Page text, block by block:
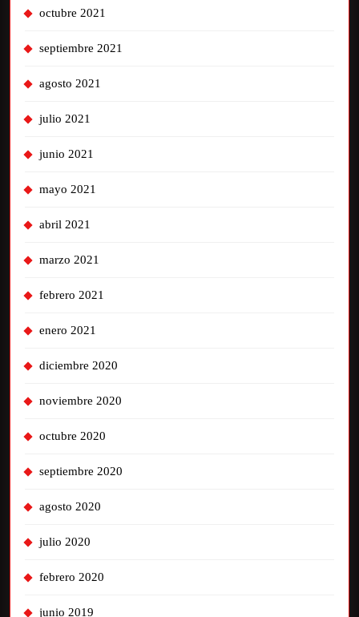
octubre 2021
septiembre 2021
agosto 2021
julio 2021
junio 2021
mayo 2021
abril 2021
marzo 2021
febrero 2021
enero 2021
diciembre 2020
noviembre 2020
octubre 2020
septiembre 2020
agosto 2020
julio 2020
febrero 2020
junio 2019